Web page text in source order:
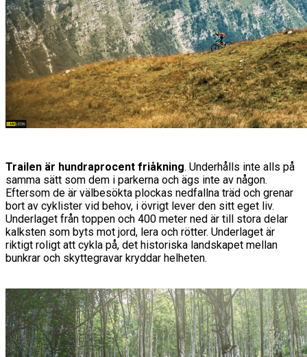
Trailen är hundraprocent friåkning. Underhålls inte alls på
samma sätt som dem i parkerna och ägs inte av någon.
Eftersom de är välbesökta plockas nedfallna träd och grenar
bort av cyklister vid behov, i övrigt lever den sitt eget liv.
Underlaget från toppen och 400 meter ned är till stora delar
kalksten som byts mot jord, lera och rötter. Underlaget är
riktigt roligt att cykla på, det historiska landskapet mellan
bunkrar och skyttegravar kryddar helheten.